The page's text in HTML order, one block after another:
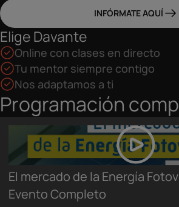
INFÓRMATE AQUÍ
Elige Davante
Online con clases en directo
Tu mentor siempre contigo
Nos adaptamos a ti
Programación
El mercado de la Energía
Evento Completo